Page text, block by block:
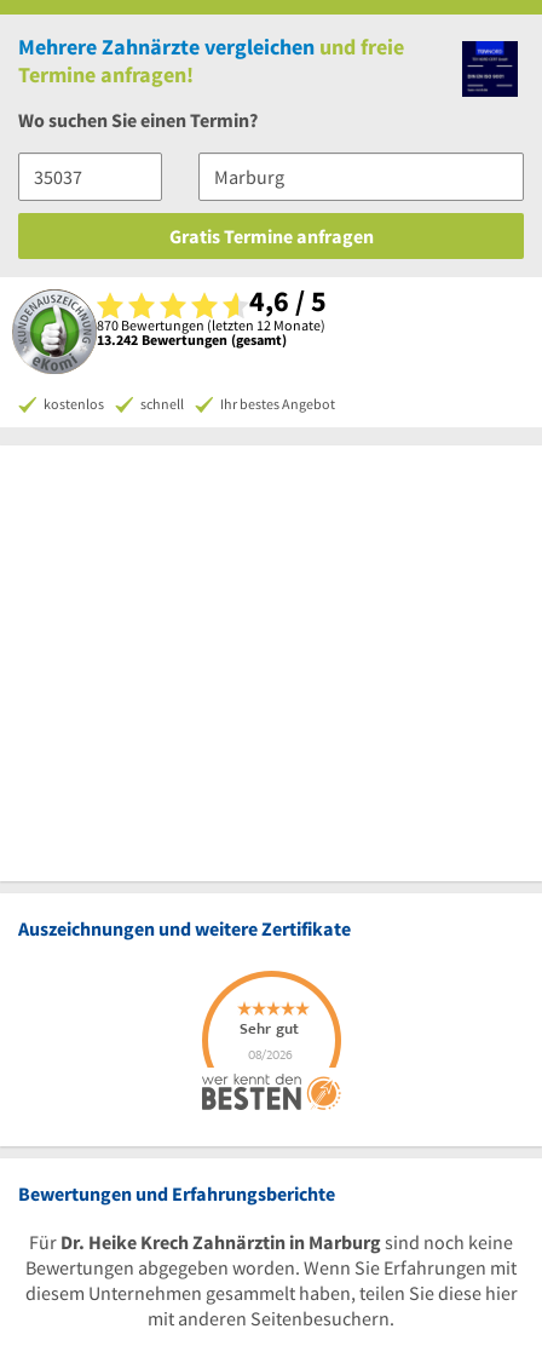
MehrereZahnärzte vergleichen undfreie
Termine anfragen!
Wo suchen Sie einen Termin?
Gratis Termine anfragen
4,6 / 5
870 Bewertungen (letzten 12 Monate)
13.242 Bewertungen (gesamt)
kostenlos schnell Ihr bestes Angebot
Auszeichnungen und weitere Zertifikate
Bewertungen und Erfahrungsberichte
Für Dr. Heike Krech Zahnärztin in Marburgsind noch keine
Bewertungen abgegeben worden. Wenn Sie Erfahrungen mit
diesem Unternehmen gesammelt haben, teilen Sie diese hier
mit anderen Seitenbesuchern.